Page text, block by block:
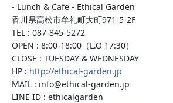
- Lunch & Cafe - Ethical Garden
香川県高松市牟礼町大町971-5-2F
TEL : 087-845-5272
OPEN : 8:00-18:00（L.O 17:30）
CLOSE : TUESDAY & WEDNESDAY
HP : http://ethical-garden.jp
MAIL : info@ethical-garden.jp
LINE ID : ethicalgarden